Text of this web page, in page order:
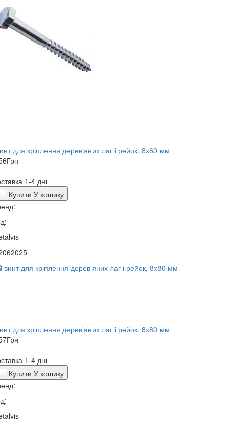
для кріплення дерев'яних лаг і рейок, 8х60 мм
Грн
1-4 дні
Купити У кошику
для кріплення дерев'яних лаг і рейок, 8х80 мм
Грн
1-4 дні
Купити У кошику